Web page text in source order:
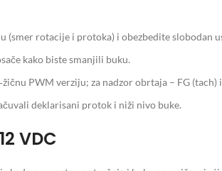
rotacije i protoka) i obezbedite slobodan
kako biste smanjili buku.
PWM verziju; za nadzor obrtaja – FG (tach)
deklarisani protok i niži nivo buke.
VDC